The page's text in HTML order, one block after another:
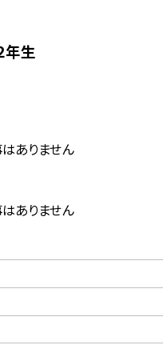
年生
ありません
ありません